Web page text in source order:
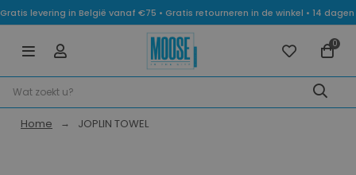
Gratis levering in België vanaf €75 • Gratis retourneren in de winkel • 14
0
Home JOPLIN TOWEL